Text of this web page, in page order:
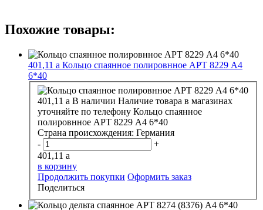
Похожие товары:
401,11 a Кольцо спаянное полировнное АРТ 8229 А4
6*40
401,11 a В наличии Наличие товара в магазинах
уточняйте по телефону Кольцо спаянное
полировнное АРТ 8229 А4 6*40
Страна происхождения: Германия
-
+
401,11 a
в корзину
Продолжить покупки Оформить заказ
Поделиться